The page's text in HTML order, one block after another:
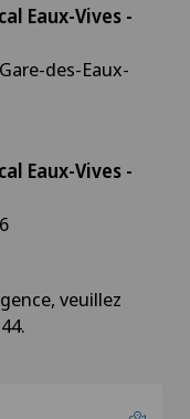
Eaux-Vives -
des-Eaux-
Eaux-Vives -
veuillez